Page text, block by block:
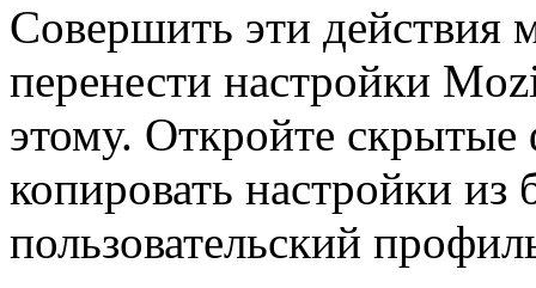
Совершить эти
перенести настройки
этому. Откройте
копировать настройки
пользовательский